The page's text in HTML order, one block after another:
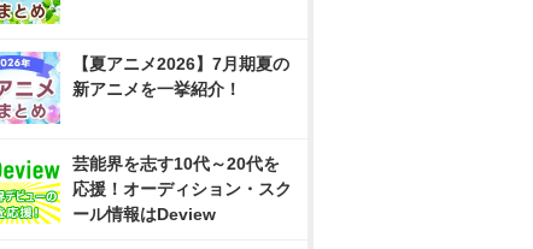
【夏アニメ2026】7月期夏の
新アニメを一挙紹介！
芸能界を志す10代～20代を
応援！オーディション・スク
ール情報はDeview